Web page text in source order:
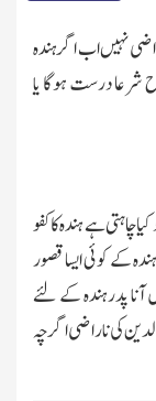
نہیں اب اگر ہندہ
شرعا درست ہوگا یا
ہے ہندہ کا کفو
کے کوئی ایسا قصور
پدرہندہ کے لئے
کی ناراضی اگرچہ